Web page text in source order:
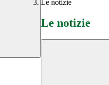
Le notizie
Le notizie